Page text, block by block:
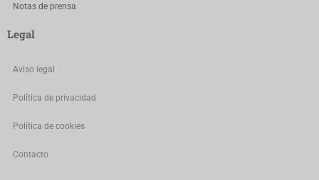
Notas de prensa
Legal
Aviso legal
Política de privacidad
Política de cookies
Contacto